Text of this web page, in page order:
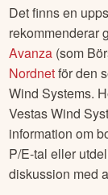
Det finns en
rekommenderar
Avanza (som
Nordnetför den
Wind Systems.
Vestas Wind
information om
P/E-tal eller
diskussion med